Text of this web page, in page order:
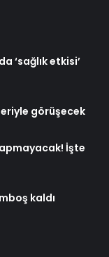
‘sağlık etkisi’
görüşecek
İşte
kaldı